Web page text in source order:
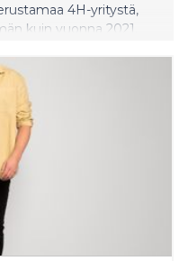
4H-yritystä,
kuin vuonna 2021.
Kasvun taustalla
että nuorten
haluaa työllistää